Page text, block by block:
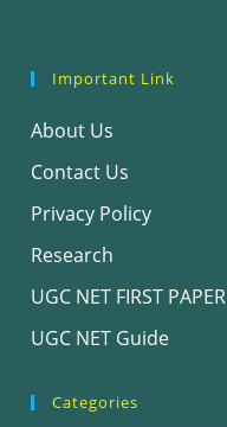
Important Link
About Us
Contact Us
Privacy Policy
Research
UGC NET FIRST PAPER
UGC NET Guide
Categories